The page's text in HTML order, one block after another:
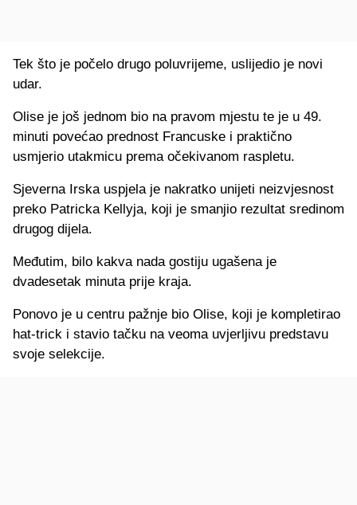
Tek što je počelo drugo poluvrijeme, uslijedio je novi
udar.
Olise je još jednom bio na pravom mjestu te je u 49.
minuti povećao prednost Francuske i praktično
usmjerio utakmicu prema očekivanom raspletu.
Sjeverna Irska uspjela je nakratko unijeti neizvjesnost
preko Patricka Kellyja, koji je smanjio rezultat sredinom
drugog dijela.
Međutim, bilo kakva nada gostiju ugašena je
dvadesetak minuta prije kraja.
Ponovo je u centru pažnje bio Olise, koji je kompletirao
hat-trick i stavio tačku na veoma uvjerljivu predstavu
svoje selekcije.